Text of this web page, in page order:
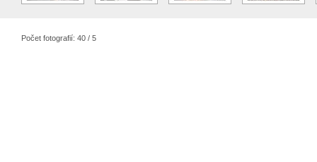
Počet fotografií: 40 / 5